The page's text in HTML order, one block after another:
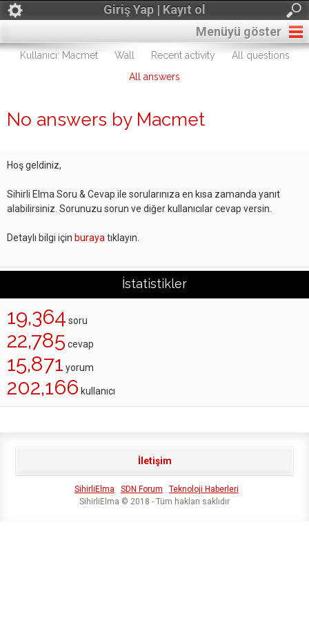
Giriş Yap | Kayıt ol
Menüyü göster
Kullanıcı: Macmet Wall Recent activity
All questions
All answers
No answers by Macmet
Hoş geldiniz,
Sihirli Elma Soru & Cevap ile sorularınıza en kısa zamanda yanıt
alabilirsiniz. Sorunuzu sorun ve diğer kullanıcılar cevap versin.
Detaylı bilgi için buraya tıklayın.
İstatistikler
19,364 soru
22,785 cevap
15,871 yorum
202,166 kullanıcı
İletişim
SihirliElma SDN Forum
Teknoloji Haberleri
SihirliElma © 2018 - Tüm hakları saklıdır